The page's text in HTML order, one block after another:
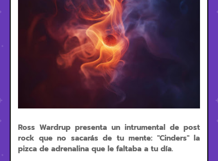
Ross Wardrup presenta un intrumental de post
rock que no sacarás de tu mente: "Cinders" la
pizca de adrenalina que le faltaba a tu día.